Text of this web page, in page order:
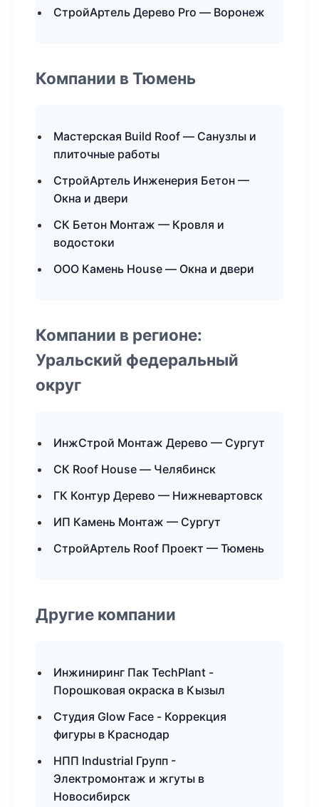
СтройАртель Дерево Pro — Воронеж
Компании в Тюмень
Мастерская Build Roof — Санузлы и
плиточные работы
СтройАртель Инженерия Бетон —
Окна и двери
СК Бетон Монтаж — Кровля и
водостоки
ООО Камень House — Окна и двери
Компании в регионе:
Уральский федеральный
округ
ИнжСтрой Монтаж Дерево — Сургут
СК Roof House — Челябинск
ГК Контур Дерево — Нижневартовск
ИП Камень Монтаж — Сургут
СтройАртель Roof Проект — Тюмень
Другие компании
Инжиниринг Пак TechPlant -
Порошковая окраска в Кызыл
Студия Glow Face - Коррекция
фигуры в Краснодар
НПП Industrial Групп -
Электромонтаж и жгуты в
Новосибирск